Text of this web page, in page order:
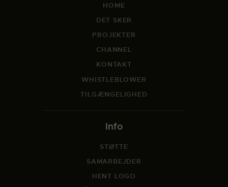
HOME
DET SKER
PROJEKTER
CHANNEL
KONTAKT
WHISTLEBLOWER
TILGÆNGELIGHED
Info
STØTTE
SAMARBEJDER
HENT LOGO